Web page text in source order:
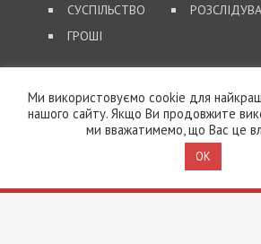
СУСПІЛЬСТВО
ГРОШІ
КОНТАКТИ
Ми використовуємо cookie для
нашого сайту. Якщо Ви продовжите
ми вважатимемо, що Вас це
OK